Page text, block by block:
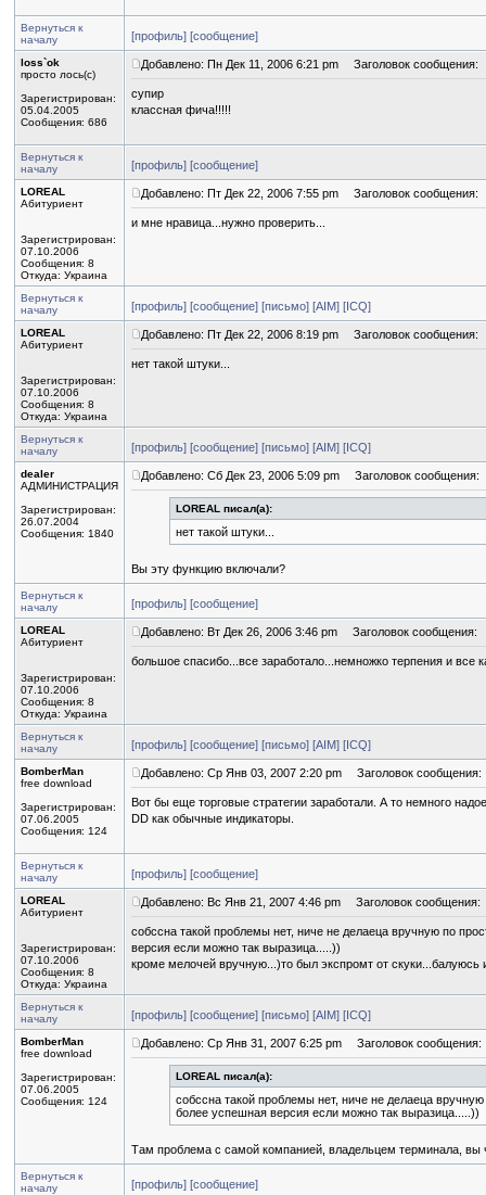
Вернуться к
началу
[профиль] [сообщение]
loss`ok
просто лось(с)
Зарегистрирован:
05.04.2005
Сообщения: 686
Добавлено: Пн Дек 11, 2006 6:21 pm Заголовок сообщения:
супир
классная фича!!!!!
Вернуться к
началу
[профиль] [сообщение]
LOREAL
Абитуриент
Зарегистрирован:
07.10.2006
Сообщения: 8
Откуда: Украина
Добавлено: Пт Дек 22, 2006 7:55 pm Заголовок сообщения:
и мне нравица...нужно проверить...
Вернуться к
началу
[профиль] [сообщение] [письмо] [AIM] [ICQ]
LOREAL
Абитуриент
Зарегистрирован:
07.10.2006
Сообщения: 8
Откуда: Украина
Добавлено: Пт Дек 22, 2006 8:19 pm Заголовок сообщения:
нет такой штуки...
Вернуться к
началу
[профиль] [сообщение] [письмо] [AIM] [ICQ]
dealer
АДМИНИСТРАЦИЯ
Зарегистрирован:
26.07.2004
Сообщения: 1840
Добавлено: Сб Дек 23, 2006 5:09 pm Заголовок сообщения:
LOREAL писал(а):
нет такой штуки...
Вы эту функцию включали?
Вернуться к
началу
[профиль] [сообщение]
LOREAL
Абитуриент
Зарегистрирован:
07.10.2006
Сообщения: 8
Откуда: Украина
Добавлено: Вт Дек 26, 2006 3:46 pm Заголовок сообщения:
большое спасибо...все заработало...немножко терпения и
Вернуться к
началу
[профиль] [сообщение] [письмо] [AIM] [ICQ]
BomberMan
free download
Зарегистрирован:
07.06.2005
Сообщения: 124
Добавлено: Ср Янв 03, 2007 2:20 pm Заголовок сообщения:
Вот бы еще торговые стратегии заработали. А то немного
DD как обычные индикаторы.
Вернуться к
началу
[профиль] [сообщение]
LOREAL
Абитуриент
Зарегистрирован:
07.10.2006
Сообщения: 8
Откуда: Украина
Добавлено: Вс Янв 21, 2007 4:46 pm Заголовок сообщения:
собссна такой проблемы нет, ниче не делаеца вручную по
версия если можно так выразица.....))
кроме мелочей вручную...)то был экспромт от скуки...балуюсь
Вернуться к
началу
[профиль] [сообщение] [письмо] [AIM] [ICQ]
BomberMan
free download
Зарегистрирован:
07.06.2005
Сообщения: 124
Добавлено: Ср Янв 31, 2007 6:25 pm Заголовок сообщения:
LOREAL писал(а):
собссна такой проблемы нет, ниче не делаеца
более успешная версия если можно так выразица.....))
Там проблема с самой компанией, владельцем терминала, вы
Вернуться к
началу
[профиль] [сообщение]